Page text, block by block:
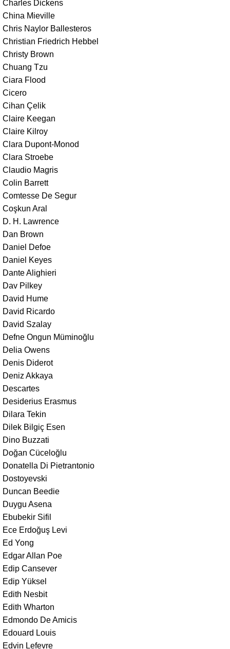
Charles Dickens
China Mieville
Chris Naylor Ballesteros
Christian Friedrich Hebbel
Christy Brown
Chuang Tzu
Ciara Flood
Cicero
Cihan Çelik
Claire Keegan
Claire Kilroy
Clara Dupont-Monod
Clara Stroebe
Claudio Magris
Colin Barrett
Comtesse De Segur
Coşkun Aral
D. H. Lawrence
Dan Brown
Daniel Defoe
Daniel Keyes
Dante Alighieri
Dav Pilkey
David Hume
David Ricardo
David Szalay
Defne Ongun Müminoğlu
Delia Owens
Denis Diderot
Deniz Akkaya
Descartes
Desiderius Erasmus
Dilara Tekin
Dilek Bilgiç Esen
Dino Buzzati
Doğan Cüceloğlu
Donatella Di Pietrantonio
Dostoyevski
Duncan Beedie
Duygu Asena
Ebubekir Sifil
Ece Erdoğuş Levi
Ed Yong
Edgar Allan Poe
Edip Cansever
Edip Yüksel
Edith Nesbit
Edith Wharton
Edmondo De Amicis
Edouard Louis
Edvin Lefevre